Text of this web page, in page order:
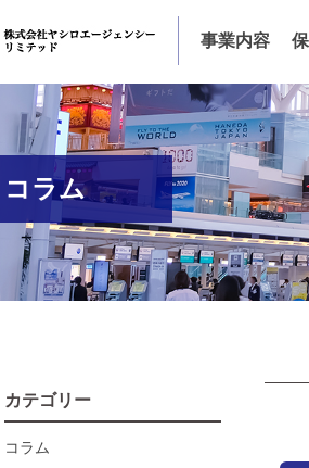
事業内容
コラム
カテゴリー
コラム